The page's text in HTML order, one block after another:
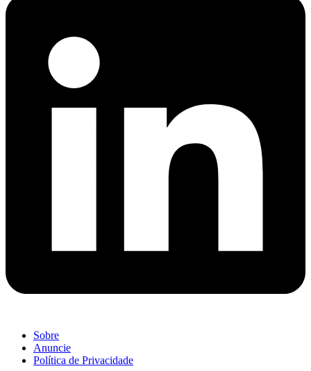
Sobre
Anuncie
Política de Privacidade